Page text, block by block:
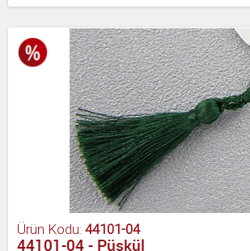
Ürün Kodu: 44101-04
44101-04 - Püskül